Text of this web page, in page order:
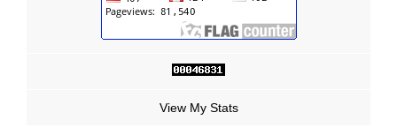
View My Stats